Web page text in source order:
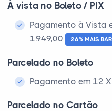
À vista no Boleto / PIX
Pagamento à Vista
1.949,00
26% MAIS
Parcelado no Boleto
Pagamento em 12
Parcelado no Cartão